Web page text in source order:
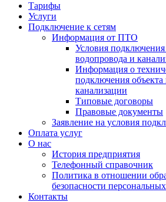
Тарифы
Услуги
Подключение к сетям
Информация от ПТО
Условия подключения
водопровода и
Информация о
подключения объекта
канализации
Типовые договоры
Правовые документы
Заявление на условия
Оплата услуг
О нас
История предприятия
Телефонный справочник
Политика в отношении
безопасности
Контакты